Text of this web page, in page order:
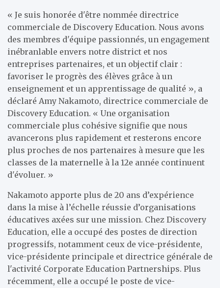
« Je suis honorée d'être nommée directrice
commerciale de Discovery Education. Nous avons
des membres d'équipe passionnés, un engagement
inébranlable envers notre district et nos
entreprises partenaires, et un objectif clair :
favoriser le progrès des élèves grâce à un
enseignement et un apprentissage de qualité », a
déclaré Amy Nakamoto, directrice commerciale de
Discovery Education. « Une organisation
commerciale plus cohésive signifie que nous
avancerons plus rapidement et resterons encore
plus proches de nos partenaires à mesure que les
classes de la maternelle à la 12e année continuent
d'évoluer. »
Nakamoto apporte plus de 20 ans d’expérience
dans la mise à l’échelle réussie d’organisations
éducatives axées sur une mission. Chez Discovery
Education, elle a occupé des postes de direction
progressifs, notamment ceux de vice-présidente,
vice-présidente principale et directrice générale de
l'activité Corporate Education Partnerships. Plus
récemment, elle a occupé le poste de vice-